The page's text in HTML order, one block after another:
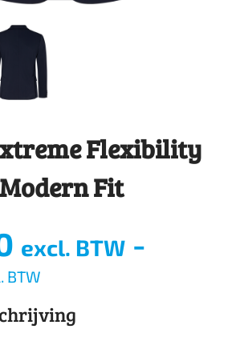
Flexibility
Fit
excl. BTW -
BTW